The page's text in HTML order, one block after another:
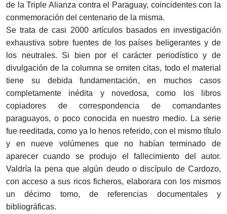
de la Triple Alianza contra el Paraguay, coincidentes con la
conmemoración del centenario de la misma.
Se trata de casi 2000 artículos basados en investigación
exhaustiva sobre fuentes de los países beligerantes y de
los neutrales. Si bien por el carácter periodístico y de
divulgación de la columna se omiten citas, todo el material
tiene su debida fundamentación, en muchos casos
completamente inédita y novedosa, como los libros
copiadores de correspondencia de comandantes
paraguayos, o poco conocida en nuestro medio. La serie
fue reeditada, como ya lo henos referido, con el mismo título
y en nueve volúmenes que no habían terminado de
aparecer cuando se produjo el fallecimiento del autor.
Valdría la pena que algún deudo o discípulo de Cardozo,
con acceso a sus ricos ficheros, elaborara con los mismos
un décimo tomo, de referencias documentales y
bibliográficas.